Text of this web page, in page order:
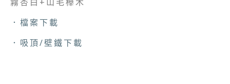
．檔案下載
．吸頂/壁鐵下載